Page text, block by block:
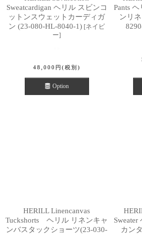
Sweatcardigan ヘリル スビンコ
ットンスウェットカーディガ
ン (23-080-HL-8040-1) [ネイビ
ー]
48,000 円 (税別)
Option
Pants
ンリ
HERILL Linencanvas
Tuckshorts ヘリル リネンキャ
ンバスタックショーツ(23-030-
Sweater
カン